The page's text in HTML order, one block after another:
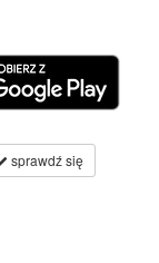
sprawdź się